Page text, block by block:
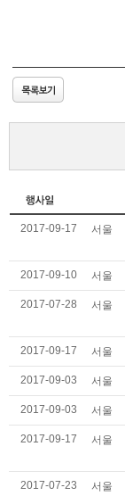
2017-09-17 서울
2017-09-10 서울
2017-07-28 서울
2017-09-17 서울
2017-09-03 서울
2017-09-03 서울
2017-09-17 서울
2017-07-23 서울